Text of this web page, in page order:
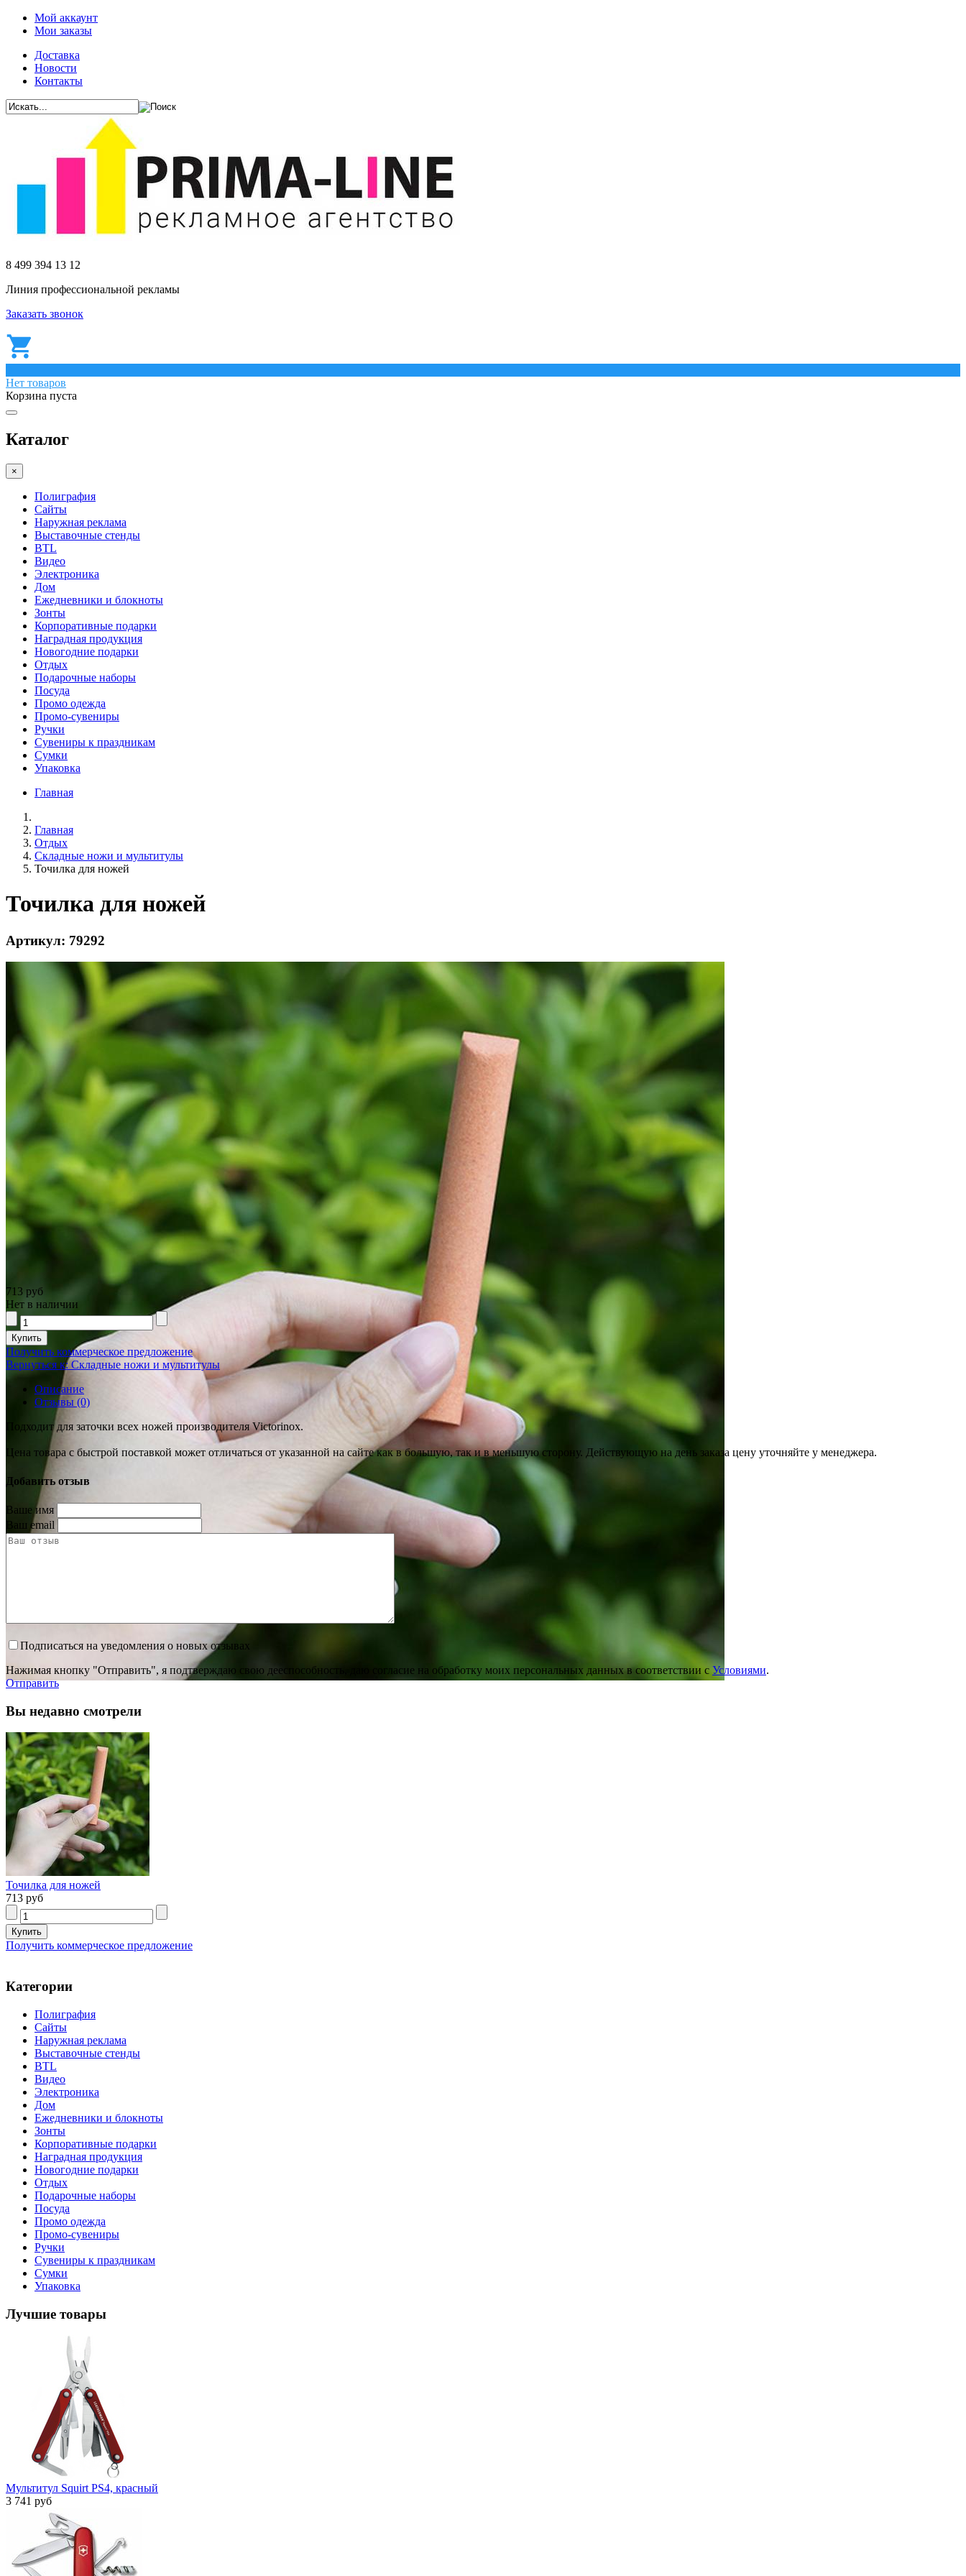
Мой аккаунт
Мои заказы
Доставка
Новости
Контакты
8 499 394 13 12
Линия профессиональной рекламы
Заказать звонок
Нет товаров
Корзина пуста
Каталог
×
Полиграфия
Сайты
Наружная реклама
Выставочные стенды
BTL
Видео
Электроника
Дом
Ежедневники и блокноты
Зонты
Корпоративные подарки
Наградная продукция
Новогодние подарки
Отдых
Подарочные наборы
Посуда
Промо одежда
Промо-сувениры
Ручки
Сувениры к праздникам
Сумки
Упаковка
Главная
Главная
Отдых
Складные ножи и мультитулы
Точилка для ножей
Точилка для ножей
Артикул: 79292
713 руб
Нет в наличии
Получить коммерческое предложение
Вернуться к: Складные ножи и мультитулы
Описание
Отзывы (0)
Подходит для заточки всех ножей производителя Victorinox.
Цена товара с быстрой поставкой может отличаться от указанной на сайте как в большую, так и в меньшую сторону. Действующую на день заказа цену уточняйте у менеджера.
Добавить отзыв
Ваше имя
Ваш email
Подписаться на уведомления о новых отзывах
Нажимая кнопку "Отправить", я подтверждаю свою дееспособность, даю согласие на обработку моих персональных данных в соответствии сУсловиями.
Отправить
Вы недавно смотрели
Точилка для ножей
713 руб
Получить коммерческое предложение
Категории
Полиграфия
Сайты
Наружная реклама
Выставочные стенды
BTL
Видео
Электроника
Дом
Ежедневники и блокноты
Зонты
Корпоративные подарки
Наградная продукция
Новогодние подарки
Отдых
Подарочные наборы
Посуда
Промо одежда
Промо-сувениры
Ручки
Сувениры к праздникам
Сумки
Упаковка
Лучшие товары
Мультитул Squirt PS4, красный
3 741 руб